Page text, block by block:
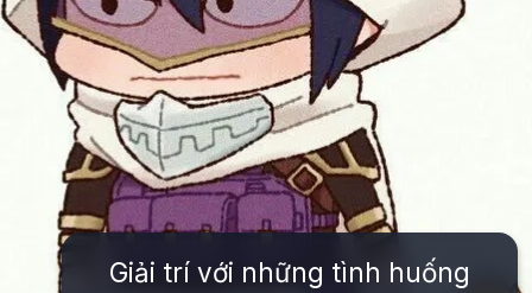
Giải trí với những tình huống